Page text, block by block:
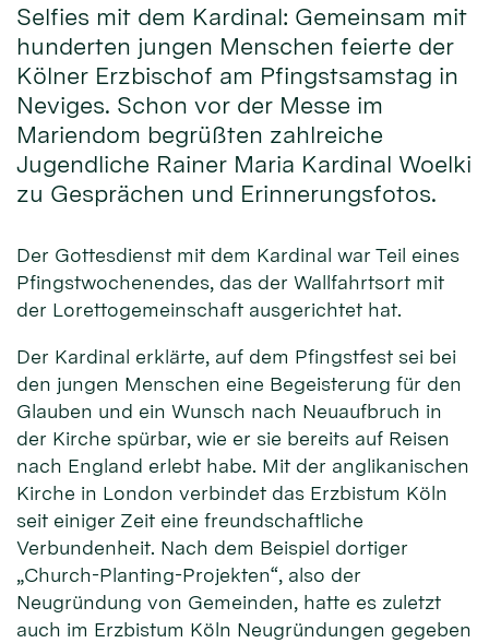
Selfies mit dem Kardinal: Gemeinsam mit
hunderten jungen Menschen feierte der
Kölner Erzbischof am Pfingstsamstag in
Neviges. Schon vor der Messe im
Mariendom begrüßten zahlreiche
Jugendliche Rainer Maria Kardinal Woelki
zu Gesprächen und Erinnerungsfotos.
Der Gottesdienst mit dem Kardinal war Teil eines
Pfingstwochenendes, das der Wallfahrtsort mit
der Lorettogemeinschaft ausgerichtet hat.
Der Kardinal erklärte, auf dem Pfingstfest sei bei
den jungen Menschen eine Begeisterung für den
Glauben und ein Wunsch nach Neuaufbruch in
der Kirche spürbar, wie er sie bereits auf Reisen
nach England erlebt habe. Mit der anglikanischen
Kirche in London verbindet das Erzbistum Köln
seit einiger Zeit eine freundschaftliche
Verbundenheit. Nach dem Beispiel dortiger
„Church-Planting-Projekten“, also der
Neugründung von Gemeinden, hatte es zuletzt
auch im Erzbistum Köln Neugründungen gegeben